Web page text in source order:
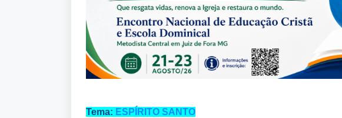
Tema: ESPÍRITO SANTO